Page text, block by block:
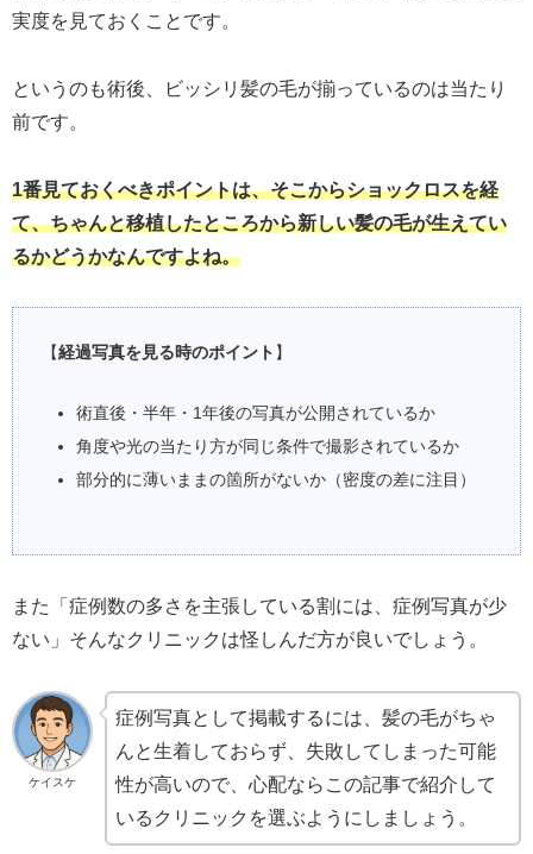
実度を見ておくことです。
というのも術後、ビッシリ髪の毛が揃っているのは当たり
前です。
1番見ておくべきポイントは、そこからショックロスを経
て、ちゃんと移植したところから新しい髪の毛が生えてい
るかどうかなんですよね。
【経過写真を見る時のポイント 】
術直後・半年・1年後の写真が公開されているか
角度や光の当たり方が同じ条件で撮影されているか
部分的に薄いままの箇所がないか（密度の差に注目）
また「症例数の多さを主張している割には、症例写真が少
ない」そんなクリニックは怪しんだ方が良いでしょう。
ケイスケ
症例写真として掲載するには、髪の毛がちゃ
んと生着しておらず、失敗してしまった可能
性が高いので、心配ならこの記事で紹介して
いるクリニックを選ぶようにしましょう。